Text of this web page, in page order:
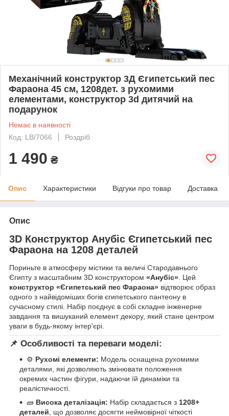
Механічний конструктор 3Д Єгипетський пес
Фараона 45 см, 1208дет. з рухомими
елементами, конструктор 3d дитячий на
подарунок
Немає в наявності
Код: LB/7066
Роздріб
1 490 ₴
Опис Характеристики Відгуки про товар Доставка
Опис
3D Конструктор Анубіс Єгипетський пес
Фараона на 1208 деталей
Пориньте в атмосферу містики та величі Стародавнього
Єгипту з масштабним 3D конструктором «Анубіс». Цей
конструктор «Єгипетський пес Фараона» відтворює образ
одного з найвідоміших богів єгипетського пантеону в
сучасному стилі. Набір поєднує в собі складне інженерне
завдання та вишуканий елемент декору, який стане центром
уваги в будь-якому інтер'єрі.
📌 Особливості та переваги моделі:
⚙️ Рухомі елементи: Модель оснащена рухомими
деталями, які дозволяють змінювати положення
окремих частин фігури, надаючи їй динаміки та
реалістичності.
🧱 Висока деталізація: Набір складається з 1208+
деталей, що дозволяє досягти неймовірної чіткості